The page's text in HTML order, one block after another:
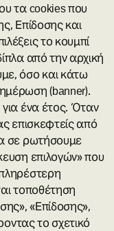
τα cookies που
Επίδοσης και
το κουμπί
από την αρχική
όσο και κάτω
(banner).
ένα έτος. Όταν
επισκεφτείς από
σε ρωτήσουμε
επιλογών» που
τοποθέτηση
«Επίδοσης»,
το σχετικό